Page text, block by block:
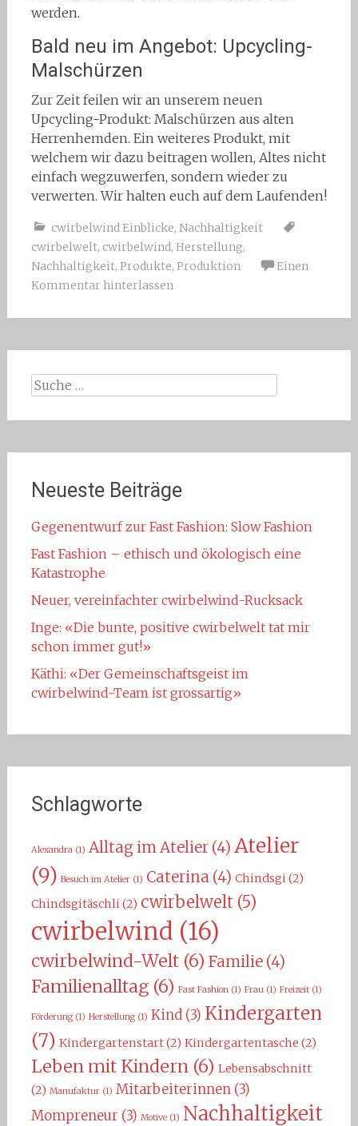
werden.
Bald neu im Angebot: Upcycling-
Malschürzen
Zur Zeit feilen wir an unserem neuen
Upcycling-Produkt: Malschürzen aus alten
Herrenhemden. Ein weiteres Produkt, mit
welchem wir dazu beitragen wollen, Altes nicht
einfach wegzuwerfen, sondern wieder zu
verwerten. Wir halten euch auf dem Laufenden!
cwirbelwind Einblicke, Nachhaltigkeit
cwirbelwelt, cwirbelwind, Herstellung,
Nachhaltigkeit, Produkte, Produktion
Einen
Kommentar hinterlassen
Suche
nach:
Neueste Beiträge
Gegenentwurf zur Fast Fashion: Slow Fashion
Fast Fashion – ethisch und ökologisch eine
Katastrophe
Neuer, vereinfachter cwirbelwind-Rucksack
Inge: «Die bunte, positive cwirbelwelt tat mir
schon immer gut!»
Käthi: «Der Gemeinschaftsgeist im
cwirbelwind-Team ist grossartig»
Schlagworte
Alexandra (1) Alltag im Atelier(4) Atelier
(9) Besuch im Atelier(1) Caterina (4) Chindsgi (2)
Chindsgitäschli (2) cwirbelwelt(5)
cwirbelwind (16)
cwirbelwind-Welt(6) Familie(4)
Familienalltag(6) Fast Fashion (1) Frau (1) Freizeit(1)
Förderung(1) Herstellung(1) Kind(3) Kindergarten
(7) Kindergartenstart(2) Kindergartentasche (2)
Leben mit Kindern(6) Lebensabschnitt
(2) Manufaktur(1) Mitarbeiterinnen(3)
Mompreneur (3) Motive(1) Nachhaltigkeit